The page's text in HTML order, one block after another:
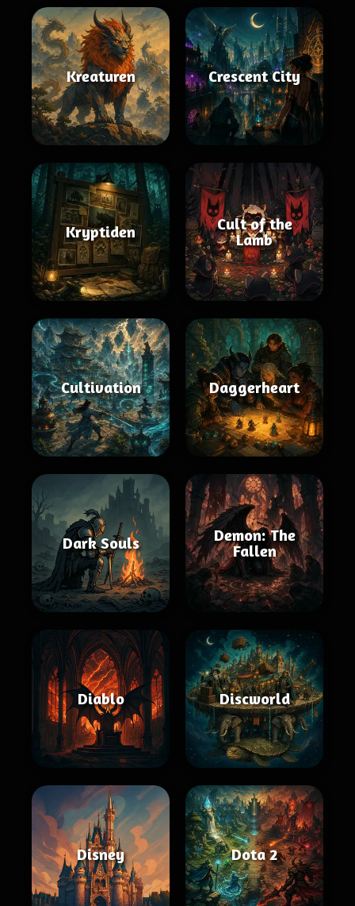
Kreaturen Crescent City
Kryptiden
Cult of the
Lamb
Cultivation Daggerheart
Dark Souls
Demon: The
Fallen
Diablo Discworld
Disney Dota 2